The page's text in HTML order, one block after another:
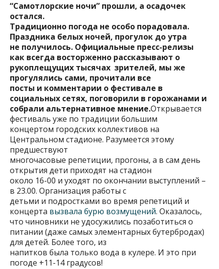
“Самотлорские ночи” прошли, а осадочек
остался.
Традиционно погода не особо порадовала.
Праздника белых ночей, прогулок до утра
не получилось. Официальные пресс-релизы
как всегда восторженно рассказывают о
рукоплещущих тысячах зрителей, мы же
прогулялись сами, прочитали все
посты и комментарии о фестивале в
социальных сетях, поговорили в горожанами и
собрали альтернативное мнение.Открывается
фестиваль уже по традиции большим
концертом городских коллективов на
Центральном стадионе. Разумеется этому
предшествуют
многочасовые репетиции, прогоны, а в сам день
открытия дети приходят на стадион
около 16-00 и уходят по окончании выступлений –
в 23.00. Организация работы с
детьми и подростками во время репетиций и
концерта вызвала бурю возмущений. Оказалось,
что чиновники не удосужились позаботиться о
питании (даже самых элементарных бутербродах)
для детей. Более того, из
напитков была только вода в кулере. И это при
погоде +11-14 градусов!